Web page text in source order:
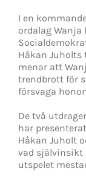
I en
ordalag Wanja
Håkan Juholts
menar att
trendbrott för
försvaga
De två
har
Håkan Juholt
vad självinsikt
utspelet